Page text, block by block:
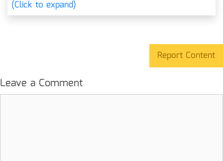
(Click to expand)
Report Content
Leave a Comment